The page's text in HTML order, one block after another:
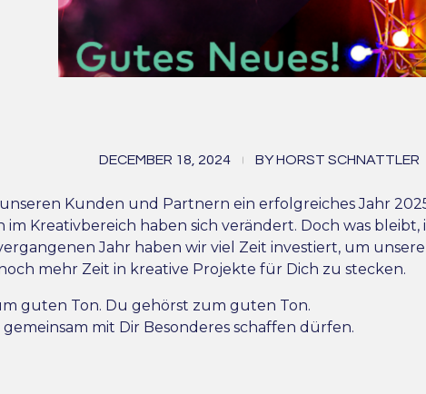
Schönes neues
DECEMBER 18, 2024 BYHORST SCHNATTLER
Kunden und Partnern ein erfolgreiches Jahr
im Kreativbereich haben sich verändert. Doch was
Jahr haben wir viel Zeit investiert, um
mehr Zeit in kreative Projekte für Dich zu stecken.
guten Ton. Du gehörst zum guten Ton.
gemeinsam mit Dir Besonderes schaffen dürfen.